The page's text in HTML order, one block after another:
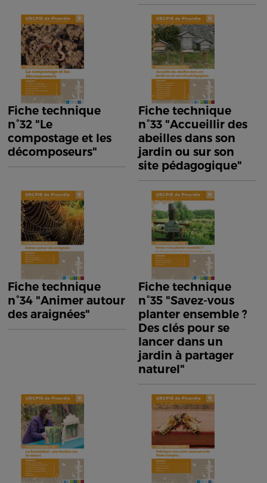
Fiche technique
n°32 "Le
compostage et les
décomposeurs"
Fiche technique
n°33 "Accueillir des
abeilles dans son
jardin ou sur son
site pédagogique"
Fiche technique
n°34 "Animer autour
des araignées"
Fiche technique
n°35 "Savez-vous
planter ensemble ?
Des clés pour se
lancer dans un
jardin à partager
naturel"